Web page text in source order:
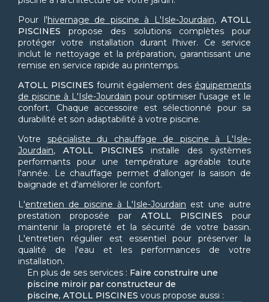
Pour l'hivernage de piscine à L'Isle-Jourdain, ATOLL
PISCINES propose des solutions complètes pour
protéger votre installation durant l'hiver. Ce service
inclut le nettoyage et la préparation, garantissant une
remise en service rapide au printemps.
ATOLL PISCINES fournit également des équipements
de piscine à L'Isle-Jourdain pour optimiser l'usage et le
confort. Chaque accessoire est sélectionné pour sa
durabilité et son adaptabilité à votre piscine.
Votre spécialiste du chauffage de piscine à L'Isle-
Jourdain, ATOLL PISCINES installe des systèmes
performants pour une température agréable toute
l'année. Le chauffage permet d'allonger la saison de
baignade et d'améliorer le confort.
L'entretien de piscine à L'Isle-Jourdain est une autre
prestation proposée par ATOLL PISCINES pour
maintenir la propreté et la sécurité de votre bassin.
L'entretien régulier est essentiel pour préserver la
qualité de l'eau et les performances de votre
installation.
En plus de ses services : Faire construire une
piscine miroir par constructeur de
piscine, ATOLL PISCINES vous propose aussi :